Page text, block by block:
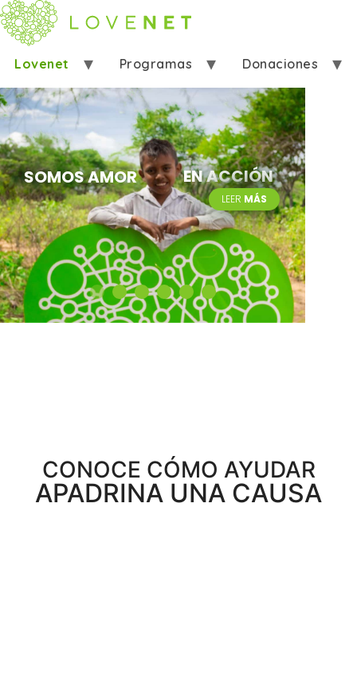
Lovenet Programas Donaciones
Ayudar Eventos Contáctanos
SOMOS AMOR
LEER MÁS
EN ACCIÓN
CONOCE CÓMO AYUDAR
APADRINA UNA CAUSA